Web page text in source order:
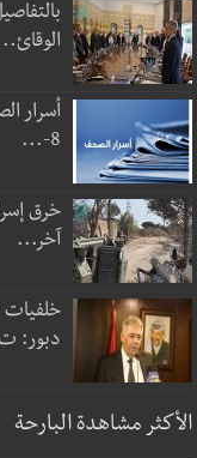
أسرار
8-...
خرق
آخر...
خلفيات
دبور:
الأكثر مشاهدة البارحة